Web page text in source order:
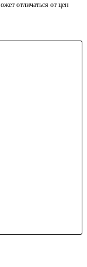
отличаться от цен